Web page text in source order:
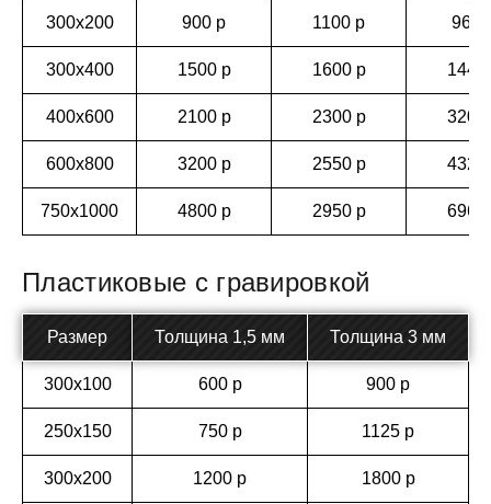
300х200 900 р 1100 р 960
300х400 1500 р 1600 р 1440
400х600 2100 р 2300 р 3200
600х800 3200 р 2550 р 4320
750х1000 4800 р 2950 р 6960
Пластиковые с гравировкой
Размер Толщина 1,5 мм Толщина 3 мм
300х100 600 р 900 р
250х150 750 р 1125 р
300х200 1200 р 1800 р